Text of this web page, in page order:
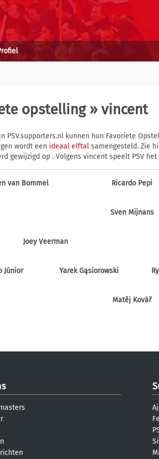
opstelling» vincent
PSV.supporters.nl kunnen hun Favoriete
wordt een ideaal elftal samengesteld. Zie
gewijzigd op . Volgens vincent speelt PSV
van Bommel Ricardo Pepi
Sven Mijnans
Joey Veerman
Júnior Yarek Gąsiorowski
Matěj Kovář